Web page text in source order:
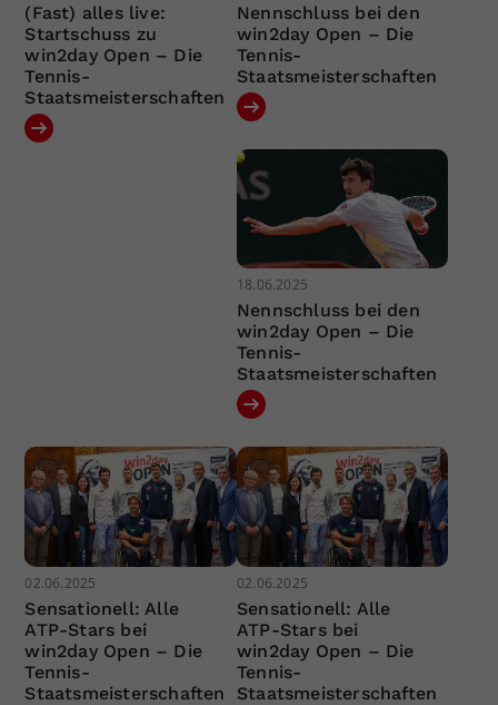
(Fast) alles live:
Startschuss zu
win2day Open – Die
Tennis-
Staatsmeisterschaften
Nennschluss bei den
win2day Open – Die
Tennis-
Staatsmeisterschaften
18.06.2025
Nennschluss bei den
win2day Open – Die
Tennis-
Staatsmeisterschaften
02.06.2025
Sensationell: Alle
ATP-Stars bei
win2day Open – Die
Tennis-
Staatsmeisterschaften
02.06.2025
Sensationell: Alle
ATP-Stars bei
win2day Open – Die
Tennis-
Staatsmeisterschaften